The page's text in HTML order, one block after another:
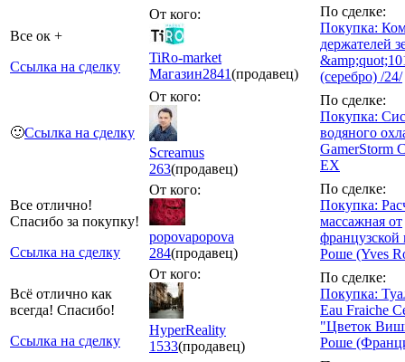
Все ок +
Ссылка на сделку
От кого:
TiRo-market
Магазин2841(продавец)
По сделке:
Покупка:
держателей
(серебро) /24/
🙂Ссылка на сделку
От кого:
Screamus
263(продавец)
По сделке:
Покупка:
водяного
GamerStorm
EX
Все отлично!
Спасибо за покупку!
Ссылка на сделку
От кого:
popovapopova
284(продавец)
По сделке:
Покупка:
массажная от
Роше (Yves
Всё отлично как
всегда! Спасибо!
Ссылка на сделку
От кого:
HyperReality
1533(продавец)
По сделке:
Покупка:
Eau Fraiche
"Цветок
Роше